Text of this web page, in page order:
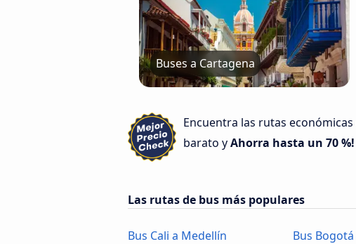
Buses a Cartagena
Encuentra las rutas
barato yAhorra hasta un 70 %!
Las rutas de bus más populares
Bus Cali a Medellín
Bus Bogotá